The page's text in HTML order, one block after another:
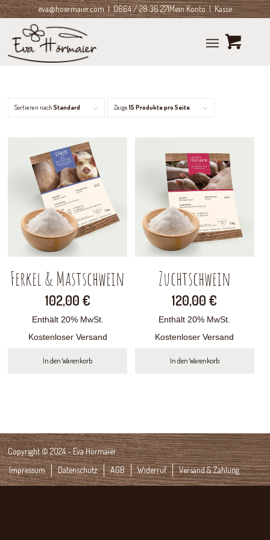
eva@hoermaier.com| 0664 / 28 36 271Mein Konto|Kasse
Sortieren nachStandard Zeige15 Produkte pro Seite
Ferkel & Mastschwein
102,00 €
Enthält 20% MwSt.
Kostenloser Versand
In den Warenkorb
Zuchtschwein
120,00 €
Enthält 20% MwSt.
Kostenloser Versand
In den Warenkorb
Copyright © 2024 - Eva Hörmaier
Impressum
Datenschutz AGB Widerruf Versand & Zahlung